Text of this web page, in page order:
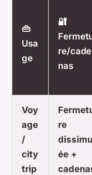
👜
Usa
ge
🔐
re/cade
nas
Voy
age
/
city
trip
re
ée +